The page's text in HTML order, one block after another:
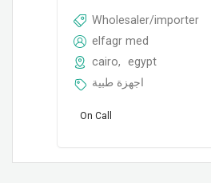
Wholesaler/importer
elfagr med
cairo,
egypt
اجهزة طبية
On Call